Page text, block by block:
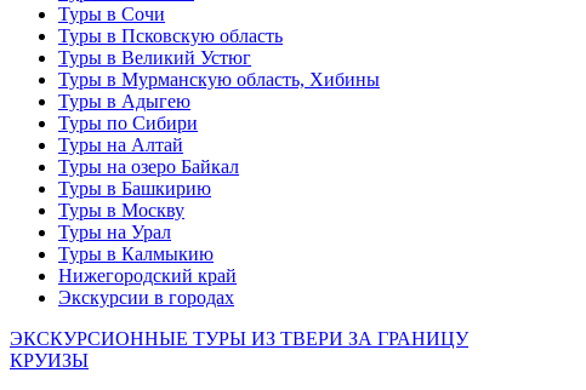
Туры в Сочи
Туры в Псковскую область
Туры в Великий Устюг
Туры в Мурманскую область, Хибины
Туры в Адыгею
Туры по Сибири
Туры на Алтай
Туры на озеро Байкал
Туры в Башкирию
Туры в Москву
Туры на Урал
Туры в Калмыкию
Нижегородский край
Экскурсии в городах
ЭКСКУРСИОННЫЕ ТУРЫ ИЗ ТВЕРИ ЗА ГРАНИЦУ
КРУИЗЫ